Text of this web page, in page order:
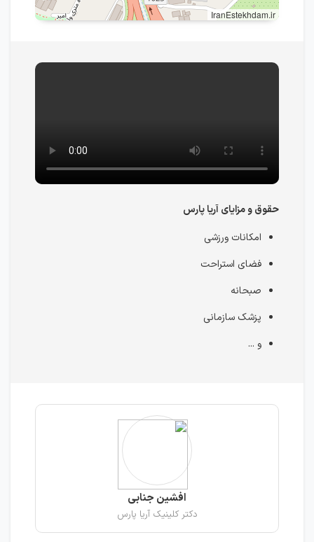
IranEstekhdam.ir
حقوق و مزایای آریا پارس
امکانات ورزشی
فضای استراحت
صبحانه
پزشک سازمانی
و ...
افشین جنابی
دکتر کلینیک آریا پارس